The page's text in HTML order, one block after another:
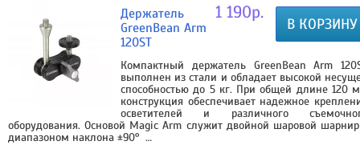
В КОРЗИНУ
1 190р.
Держатель
GreenBean Arm
120ST
Компактный держатель GreenBean Arm
выполнен из стали и обладает высокой
способностью до 5 кг. При общей длине 120
конструкция обеспечивает надежное
осветителей и различного
оборудования. Основой Magic Arm служит двойной шаровой
диапазоном наклона ±90° …